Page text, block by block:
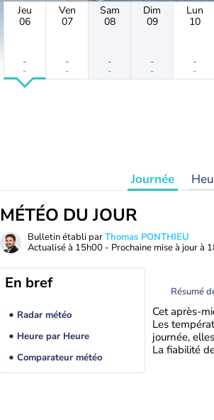
Jeu
06
-
-
Ven
07
-
-
Sam
08
-
-
Dim
09
-
-
Lun
10
-
-
Journée
MÉTÉO DU JOUR
Bulletin établi parThomas PONTHIEU
Actualisé à 15h00 - Prochaine mise à jour à
En bref
Radar météo
Heure par Heure
Comparateur météo
Résumé
Cet après-
Les
journée,
La fiabilité